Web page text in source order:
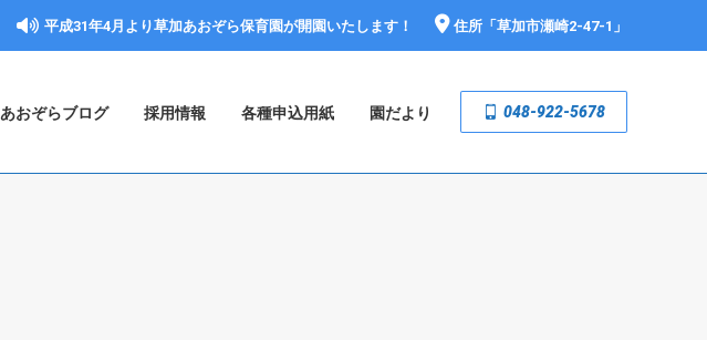
平成31年4月より草加あおぞら保育園が開園いたします！ 住所「 草加市瀬崎2-47-1 」
あおぞらブログ 採用情報 各種申込用紙 園だより 048-922-5678